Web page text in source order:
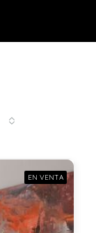
EN VENTA